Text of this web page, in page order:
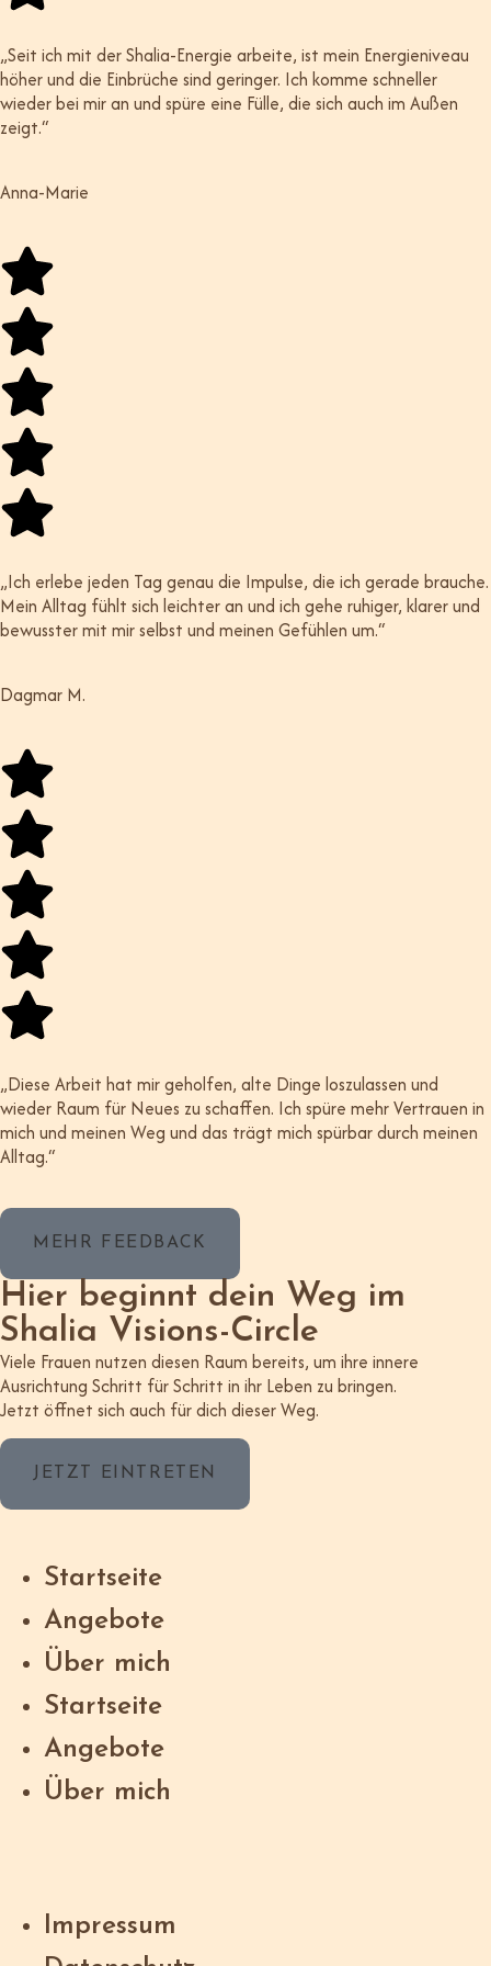
„Seit ich mit der Shalia-Energie arbeite, ist mein Energieniveau
höher und die Einbrüche sind geringer. Ich komme schneller
wieder bei mir an und spüre eine Fülle, die sich auch im Außen
zeigt.“
Anna-Marie
„Ich erlebe jeden Tag genau die Impulse, die ich gerade brauche.
Mein Alltag fühlt sich leichter an und ich gehe ruhiger, klarer und
bewusster mit mir selbst und meinen Gefühlen um.“
Dagmar M.
„Diese Arbeit hat mir geholfen, alte Dinge loszulassen und
wieder Raum für Neues zu schaffen. Ich spüre mehr Vertrauen in
mich und meinen Weg und das trägt mich spürbar durch meinen
Alltag.“
MEHR FEEDBACK
Hier beginnt dein Weg im
Shalia Visions-Circle
Viele Frauen nutzen diesen Raum bereits, um ihre innere
Ausrichtung Schritt für Schritt in ihr Leben zu bringen.
Jetzt öffnet sich auch für dich dieser Weg.
JETZT EINTRETEN
Startseite
Angebote
Über mich
Startseite
Angebote
Über mich
Impressum